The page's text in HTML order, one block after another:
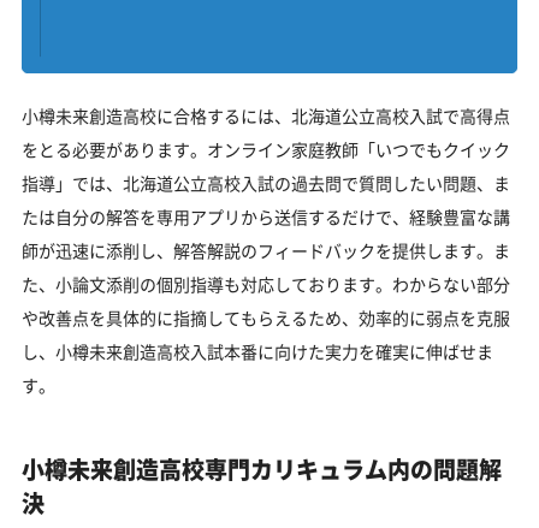
小樽未来創造高校に合格するには、北海道公立高校入試で高得点
をとる必要があります。オンライン家庭教師「いつでもクイック
指導」では、北海道公立高校入試の過去問で質問したい問題、ま
たは自分の解答を専用アプリから送信するだけで、経験豊富な講
師が迅速に添削し、解答解説のフィードバックを提供します。ま
た、小論文添削の個別指導も対応しております。わからない部分
や改善点を具体的に指摘してもらえるため、効率的に弱点を克服
し、小樽未来創造高校入試本番に向けた実力を確実に伸ばせま
す。
小樽未来創造高校専門カリキュラム内の問題解
決